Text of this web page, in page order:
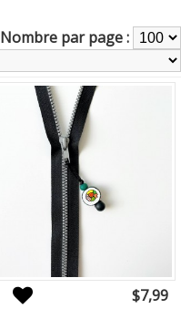
Nombre par page :
$7,99